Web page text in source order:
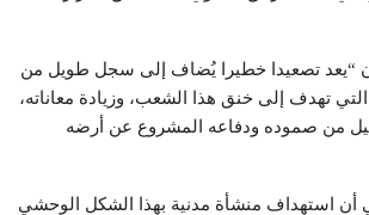
“يعد تصعيدا خطيرا يُضاف إلى سجل طويل من
التي تهدف إلى خنق هذا الشعب، وزيادة معاناته،
من صموده ودفاعه المشروع عن أرضه
أن استهداف منشأة مدنية بهذا الشكل الوحشي